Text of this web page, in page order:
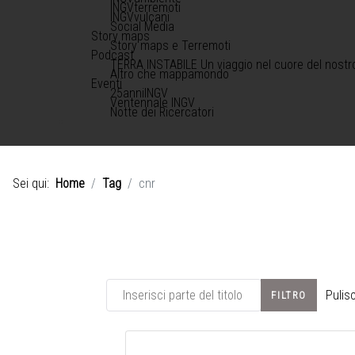
INGVterremoti
INGVvulcani
Social Media
Story maps
Story maps e Terremoti
Podcast
TERRA INSTABILE Un viaggio nel cuore del
Altro che mappamondo
Eventi
25anniINGV
Ventennale INGV
Notte dei Ricercatori
Sei qui: Home Tag cnr
Inserisci parte del titolo FILTRO